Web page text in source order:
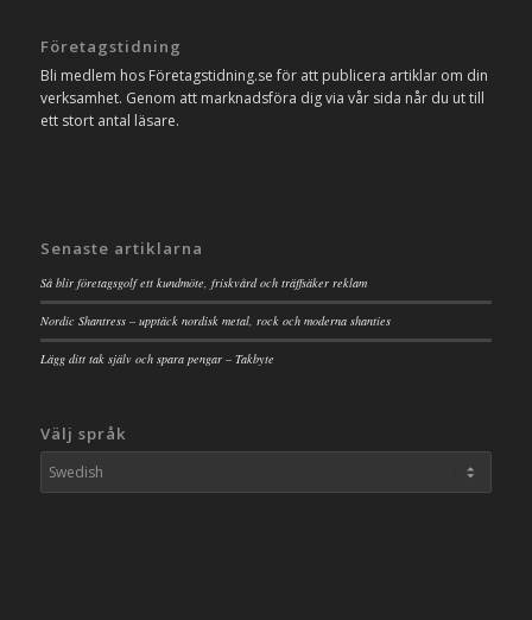
Företagstidning
Bli medlem hos Företagstidning.se för att publicera artiklar om din
verksamhet. Genom att marknadsföra dig via vår sida når du ut till
ett stort antal läsare.
Senaste artiklarna
Så blir företagsgolf ett kundmöte, friskvård och träffsäker reklam
Nordic Shantress – upptäck nordisk metal, rock och moderna shanties
Lägg ditt tak själv och spara pengar – Takbyte
Välj språk